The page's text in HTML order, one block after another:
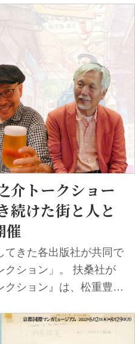
評価を得るまでの四半世
駅近くの仕事場から多
年からアトリエは東村山
なかった。清瀬時代の
の風景に取材した名作
などが生まれている。
ロー作品に描かれた東
風景に由来するものなの
周辺（東...
介トークショー
続けた街と人と
催
てきた各出版社が共同で
クション」。 扶桑社が
クション』は、松重豊主
て『孤独のグルメ２』に
歩もの』を併録した